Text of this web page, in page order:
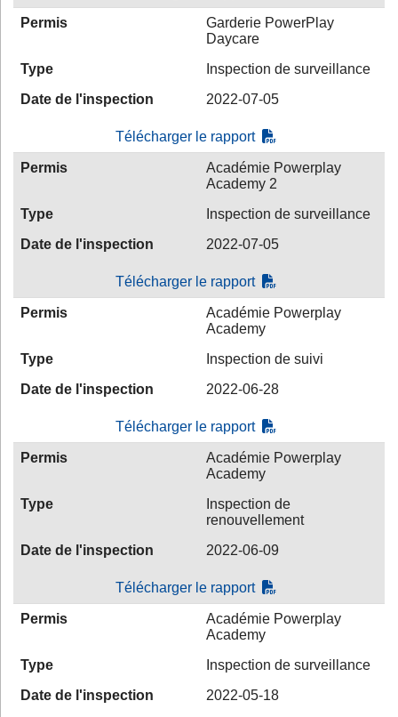
Permis
Garderie PowerPlay
Daycare
Type
Inspection de surveillance
Date de l'inspection
2022-07-05
Télécharger le rapport
Permis
Académie Powerplay
Academy 2
Type
Inspection de surveillance
Date de l'inspection
2022-07-05
Télécharger le rapport
Permis
Académie Powerplay
Academy
Type
Inspection de suivi
Date de l'inspection
2022-06-28
Télécharger le rapport
Permis
Académie Powerplay
Academy
Type
Inspection de
renouvellement
Date de l'inspection
2022-06-09
Télécharger le rapport
Permis
Académie Powerplay
Academy
Type
Inspection de surveillance
Date de l'inspection
2022-05-18